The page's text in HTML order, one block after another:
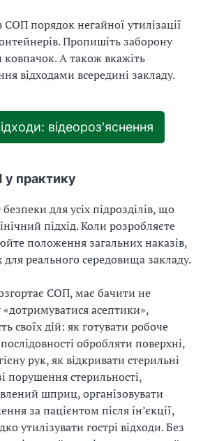
порядок негайної утилізації
Пропишіть заборону
ковпачок. А також вкажіть
відходами всередині закладу.
відеороз'яснення
у практику
для усіх підрозділів, що
підхід. Коли розробляєте
положення загальних наказів,
для реального середовища закладу.
СОП, має бачити не
асептики»,
своїх дій: як готувати робоче
обробляти поверхні,
рук, як відкривати стерильні
порушення стерильності,
шприц, організовувати
за пацієнтом після ін’єкції,
утилізувати гострі відходи. Без